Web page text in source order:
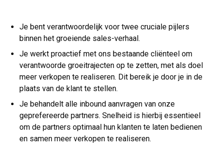
Je bent verantwoordelijk voor twee cruciale pijlers
binnen het groeiende sales-verhaal.
Je werkt proactief met ons bestaande cliënteel om
verantwoorde groeitrajecten op te zetten, met als doel
meer verkopen te realiseren. Dit bereik je door je in de
plaats van de klant te stellen.
Je behandelt alle inbound aanvragen van onze
geprefereerde partners. Snelheid is hierbij essentieel
om de partners optimaal hun klanten te laten bedienen
en samen meer verkopen te realiseren.